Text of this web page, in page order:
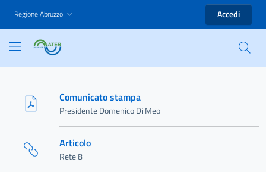
Regione Abruzzo Accedi
Comunicato stampa
Presidente Domenico Di Meo
Articolo
Rete 8